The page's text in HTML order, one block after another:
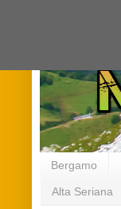
Bergamo
Alta Seriana